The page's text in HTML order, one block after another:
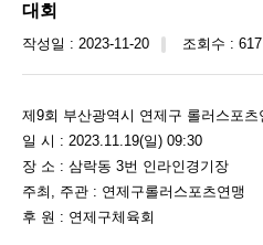
대회
작성일 : 2023-11-20 조회수 : 617
제9회 부산광역시 연제구 롤러스포츠
일 시 : 2023.11.19(일) 09:30
장 소 : 삼락동 3번 인라인경기장
주최, 주관 : 연제구롤러스포츠연맹
후 원 : 연제구체육회